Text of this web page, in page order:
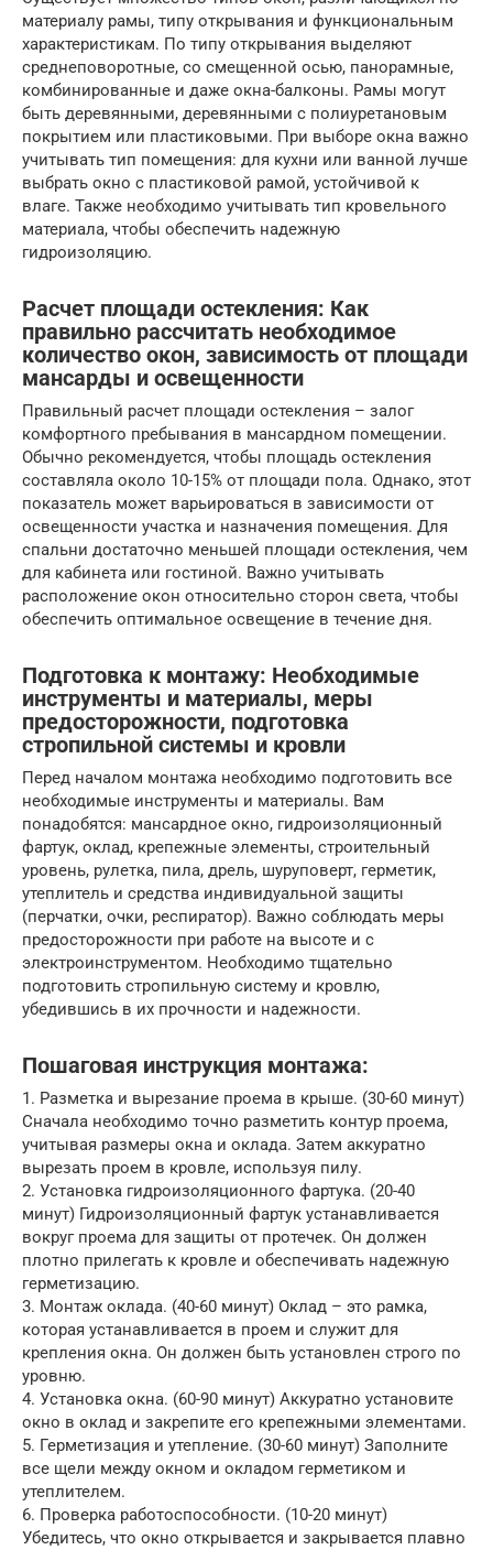
материалу рамы, типу открывания и функциональным
характеристикам. По типу открывания выделяют
среднеповоротные, со смещенной осью, панорамные,
комбинированные и даже окна-балконы. Рамы могут
быть деревянными, деревянными с полиуретановым
покрытием или пластиковыми. При выборе окна важно
учитывать тип помещения: для кухни или ванной лучше
выбрать окно с пластиковой рамой, устойчивой к
влаге. Также необходимо учитывать тип кровельного
материала, чтобы обеспечить надежную
гидроизоляцию.
Расчет площади остекления: Как
правильно рассчитать необходимое
количество окон, зависимость от площади
мансарды и освещенности
Правильный расчет площади остекления – залог
комфортного пребывания в мансардном помещении.
Обычно рекомендуется, чтобы площадь остекления
составляла около 10-15% от площади пола. Однако, этот
показатель может варьироваться в зависимости от
освещенности участка и назначения помещения. Для
спальни достаточно меньшей площади остекления, чем
для кабинета или гостиной. Важно учитывать
расположение окон относительно сторон света, чтобы
обеспечить оптимальное освещение в течение дня.
Подготовка к монтажу: Необходимые
инструменты и материалы, меры
предосторожности, подготовка
стропильной системы и кровли
Перед началом монтажа необходимо подготовить все
необходимые инструменты и материалы. Вам
понадобятся: мансардное окно, гидроизоляционный
фартук, оклад, крепежные элементы, строительный
уровень, рулетка, пила, дрель, шуруповерт, герметик,
утеплитель и средства индивидуальной защиты
(перчатки, очки, респиратор). Важно соблюдать меры
предосторожности при работе на высоте и с
электроинструментом. Необходимо тщательно
подготовить стропильную систему и кровлю,
убедившись в их прочности и надежности.
Пошаговая инструкция монтажа:
1. Разметка и вырезание проема в крыше. (30-60 минут)
Сначала необходимо точно разметить контур проема,
учитывая размеры окна и оклада. Затем аккуратно
вырезать проем в кровле, используя пилу.
2. Установка гидроизоляционного фартука. (20-40
минут) Гидроизоляционный фартук устанавливается
вокруг проема для защиты от протечек. Он должен
плотно прилегать к кровле и обеспечивать надежную
герметизацию.
3. Монтаж оклада. (40-60 минут) Оклад – это рамка,
которая устанавливается в проем и служит для
крепления окна. Он должен быть установлен строго по
уровню.
4. Установка окна. (60-90 минут) Аккуратно установите
окно в оклад и закрепите его крепежными элементами.
5. Герметизация и утепление. (30-60 минут) Заполните
все щели между окном и окладом герметиком и
утеплителем.
6. Проверка работоспособности. (10-20 минут)
Убедитесь, что окно открывается и закрывается плавно